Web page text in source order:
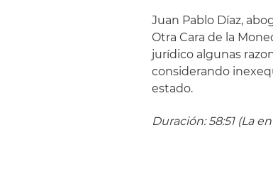
Juan Pablo Díaz,
Otra Cara de la
jurídico algunas
considerando
estado.
Duración: 58:51 (La